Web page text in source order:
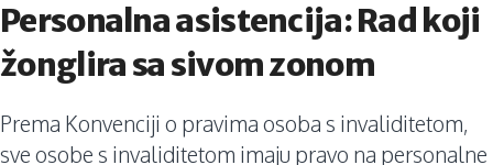
Vijesti i događaji
Aktuelne teme
Kolumne
Personalna asistencija: Rad koji
žonglira sa sivom zonom
Prema Konvenciji o pravima osoba s invaliditetom,
sve osobe s invaliditetom imaju pravo na personalne